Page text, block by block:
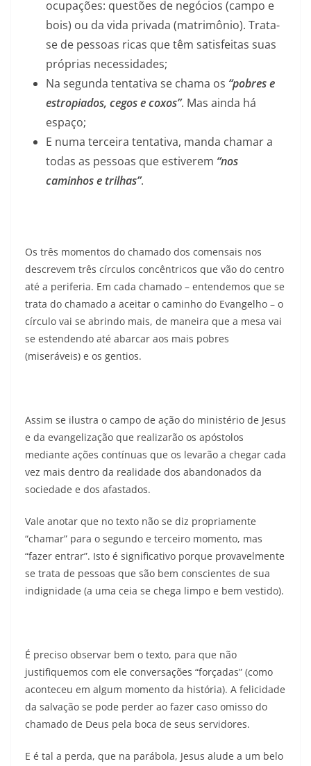
ocupações: questões de negócios (campo e
bois) ou da vida privada (matrimônio). Trata-
se de pessoas ricas que têm satisfeitas suas
próprias necessidades;
Na segunda tentativa se chama os “pobres e
estropiados, cegos e coxos”. Mas ainda há
espaço;
E numa terceira tentativa, manda chamar a
todas as pessoas que estiverem “nos
caminhos e trilhas”.
Os três momentos do chamado dos comensais nos
descrevem três círculos concêntricos que vão do centro
até a periferia. Em cada chamado – entendemos que se
trata do chamado a aceitar o caminho do Evangelho – o
círculo vai se abrindo mais, de maneira que a mesa vai
se estendendo até abarcar aos mais pobres
(miseráveis) e os gentios.
Assim se ilustra o campo de ação do ministério de Jesus
e da evangelização que realizarão os apóstolos
mediante ações contínuas que os levarão a chegar cada
vez mais dentro da realidade dos abandonados da
sociedade e dos afastados.
Vale anotar que no texto não se diz propriamente
“chamar” para o segundo e terceiro momento, mas
“fazer entrar”. Isto é significativo porque provavelmente
se trata de pessoas que são bem conscientes de sua
indignidade (a uma ceia se chega limpo e bem vestido).
É preciso observar bem o texto, para que não
justifiquemos com ele conversações “forçadas” (como
aconteceu em algum momento da história). A felicidade
da salvação se pode perder ao fazer caso omisso do
chamado de Deus pela boca de seus servidores.
E é tal a perda, que na parábola, Jesus alude a um belo